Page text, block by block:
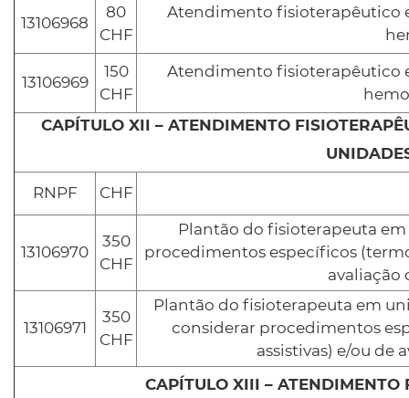
13106968
80
CHF
Atendimento fisioterapêutico
13106969
150
CHF
Atendimento fisioterapêutico
RNPF CHF
13106970
350
CHF
Plantão do fisioterapeuta
procedimentos específicos
avaliação
13106971
350
CHF
Plantão do fisioterapeuta em
considerar procedimentos
assistivas) e/ou de